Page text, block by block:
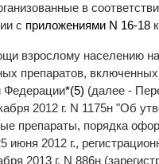
в
с приложениями N 16-18
взрослому населению
препаратов,
Федерации*(5) (далее -
2012 г. N 1175н "Об
препараты, порядка
2012 г.,
2013 г. N 886н